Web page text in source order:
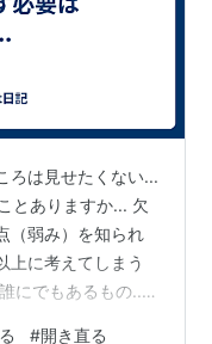
ろは見せたくない...
とありますか... 欠
（弱み）を知られ
上に考えてしまう
にでもあるもの...
#開き直る